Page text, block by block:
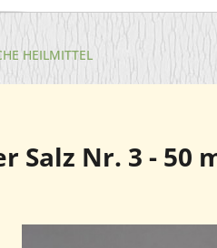
HEILMITTEL
Salz Nr. 3 - 50